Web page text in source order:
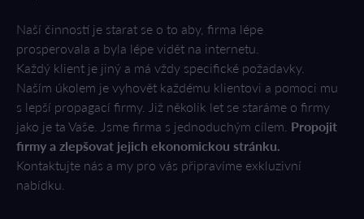
Naší činností je starat se o to aby, firma lépe
prosperovala a byla lépe vidět na internetu.
Každý klient je jiný a má vždy specifické požadavky.
Naším úkolem je vyhovět každému klientovi a pomoci mu
s lepší propagací firmy. Již několik let se staráme o firmy
jako je ta Vaše. Jsme firma s jednoduchým cílem. Propojit
firmy a zlepšovat jejich ekonomickou stránku.
Kontaktujte nás a my pro vás připravíme exkluzivní
nabídku.